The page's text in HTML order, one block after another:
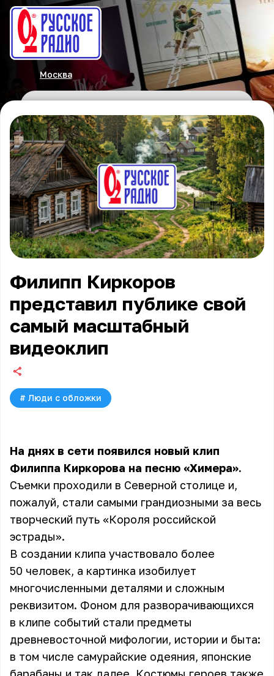
Москва
Филипп Киркоров
представил публике свой
самый масштабный
видеоклип
# Люди с обложки
На днях в сети появился новый клип
Филиппа Киркорова на песню «Химера».
Съемки проходили в Северной столице и,
пожалуй, стали самыми грандиозными за весь
творческий путь «Короля российской
эстрады».
В создании клипа участвовало более
50 человек, а картинка изобилует
многочисленными деталями и сложным
реквизитом. Фоном для разворачивающихся
в клипе событий стали предметы
древневосточной мифологии, истории и быта:
в том числе самурайские одеяния, японские